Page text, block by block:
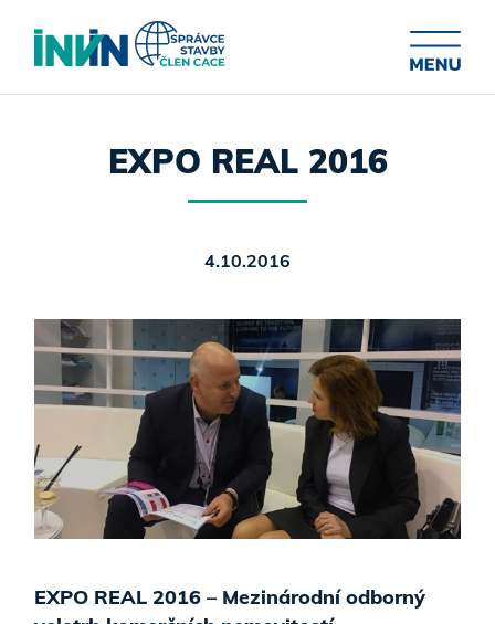
EXPO REAL 2016
4.10.2016
EXPO REAL 2016 – Mezinárodní odborný